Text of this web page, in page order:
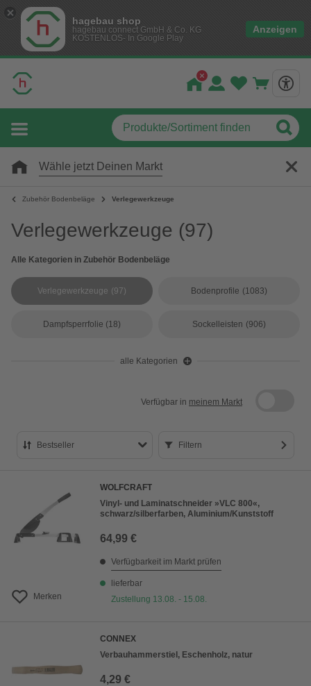
hagebau shop
hagebau connect GmbH & Co. KG
KOSTENLOS- In Google Play
Anzeigen
Wähle jetzt Deinen Markt
Zubehör Bodenbeläge Verlegewerkzeuge
Verlegewerkzeuge (97)
Alle Kategorien in Zubehör Bodenbeläge
Verlegewerkzeuge (97) Bodenprofile (1083)
Dampfsperrfolie (18) Sockelleisten (906)
alle Kategorien
Verfügbar in meinem Markt
Bestseller
Preis aufsteigend
Bewertung
Filtern
Merken
WOLFCRAFT
Vinyl- und Laminatschneider »VLC 800«,
schwarz/silberfarben, Aluminium/Kunststoff
64,99 €
Verfügbarkeit im Markt prüfen
lieferbar
Zustellung 13.08. - 15.08.
CONNEX
Verbauhammerstiel, Eschenholz, natur
4,29 €